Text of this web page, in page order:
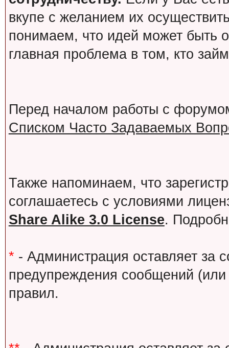
вкупе с желанием их
понимаем, что идей может быть
главная проблема в том, кто
Перед началом работы с
Списком Часто Задаваемых
Также напоминаем, что
соглашаетесь с условиями
Share Alike 3.0 License.
* - Администрация оставляет за
предупреждения сообщений
правил.